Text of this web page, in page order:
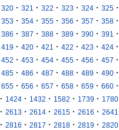
320 · 321 · 322 · 323 · 324 · 325 ·
353 · 354 · 355 · 356 · 357 · 358 ·
386 · 387 · 388 · 389 · 390 · 391 ·
419 · 420 · 421 · 422 · 423 · 424 ·
452 · 453 · 454 · 455 · 456 · 457 ·
485 · 486 · 487 · 488 · 489 · 490 ·
655 · 656 · 657 · 658 · 659 · 660 ·
· 1424 · 1432 · 1582 · 1739 · 1780
· 2613 · 2614 · 2615 · 2616 · 2641
· 2816 · 2817 · 2818 · 2819 · 2820